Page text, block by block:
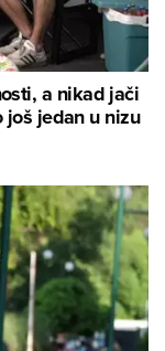
a nikad jači
jedan u nizu